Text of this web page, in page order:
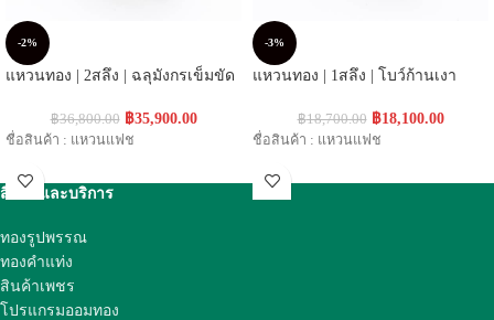
-2%
แหวนทอง | 2สลึง | ฉลุมังกรเข็มขัด
฿36,800.00 ฿35,900.00
ชื่อสินค้า : แหวนแฟช
-3%
แหวนทอง | 1สลึง | โบว์ก้านเงา
฿18,700.00 ฿18,100.00
ชื่อสินค้า : แหวนแฟช
สินค้าและบริการ
ทองรูปพรรณ
ทองคำแท่ง
สินค้าเพชร
โปรแกรมออมทอง